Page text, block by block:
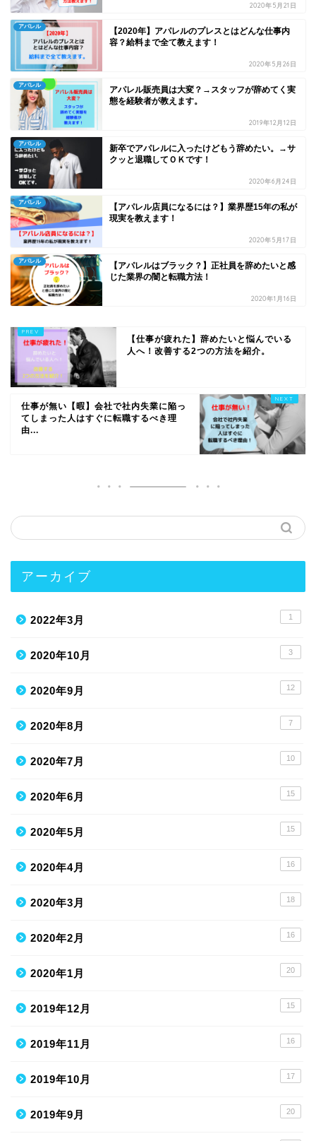
2020年5月21日
アパレル
【2020年】アパレルのプレスとはどんな仕事内
容？給料まで全て教えます！
2020年5月26日
アパレル
アパレル販売員は大変？→スタッフが辞めてく実
態を経験者が教えます。
2019年12月12日
アパレル
新卒でアパレルに入ったけどもう辞めたい。→サ
クッと退職してＯＫです！
2020年6月24日
アパレル
【アパレル店員になるには？】業界歴15年の私が
現実を教えます！
2020年5月17日
アパレル
【アパレルはブラック？】正社員を辞めたいと感
じた業界の闇と転職方法！
2020年1月16日
【仕事が疲れた】辞めたいと悩んでいる
人へ！改善する2つの方法を紹介。
仕事が無い【暇】会社で社内失業に陥っ
てしまった人はすぐに転職するべき理
由...
アーカイブ
2022年3月 1
2020年10月 3
2020年9月 12
2020年8月 7
2020年7月 10
2020年6月 15
2020年5月 15
2020年4月 16
2020年3月 18
2020年2月 16
2020年1月 20
2019年12月 15
2019年11月 16
2019年10月 17
2019年9月 20